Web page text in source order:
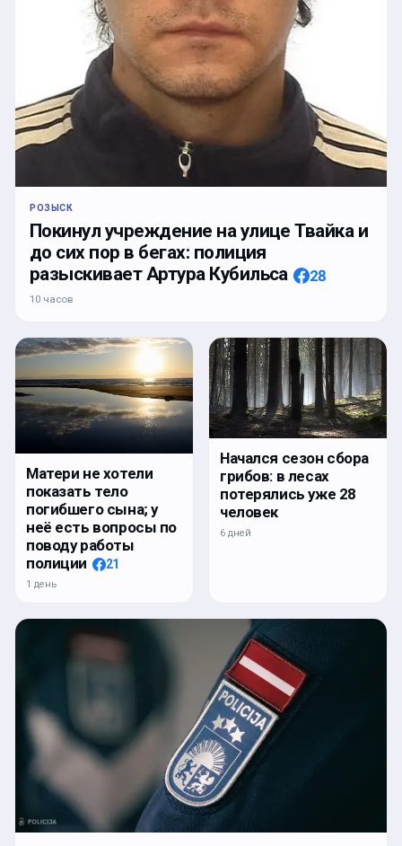
РОЗЫСК
Покинул учреждение на улице Твайка и
до сих пор в бегах: полиция
разыскивает Артура Кубильса
28
10 часов
Матери не хотели
показать тело
погибшего сына; у
неё есть вопросы по
поводу работы
полиции
21
1 день
Начался сезон сбора
грибов: в лесах
потерялись уже 28
человек
6 дней